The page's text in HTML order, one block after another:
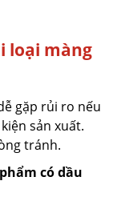
loại màng
gặp rủi ro nếu
sản xuất.
tránh.
có dầu